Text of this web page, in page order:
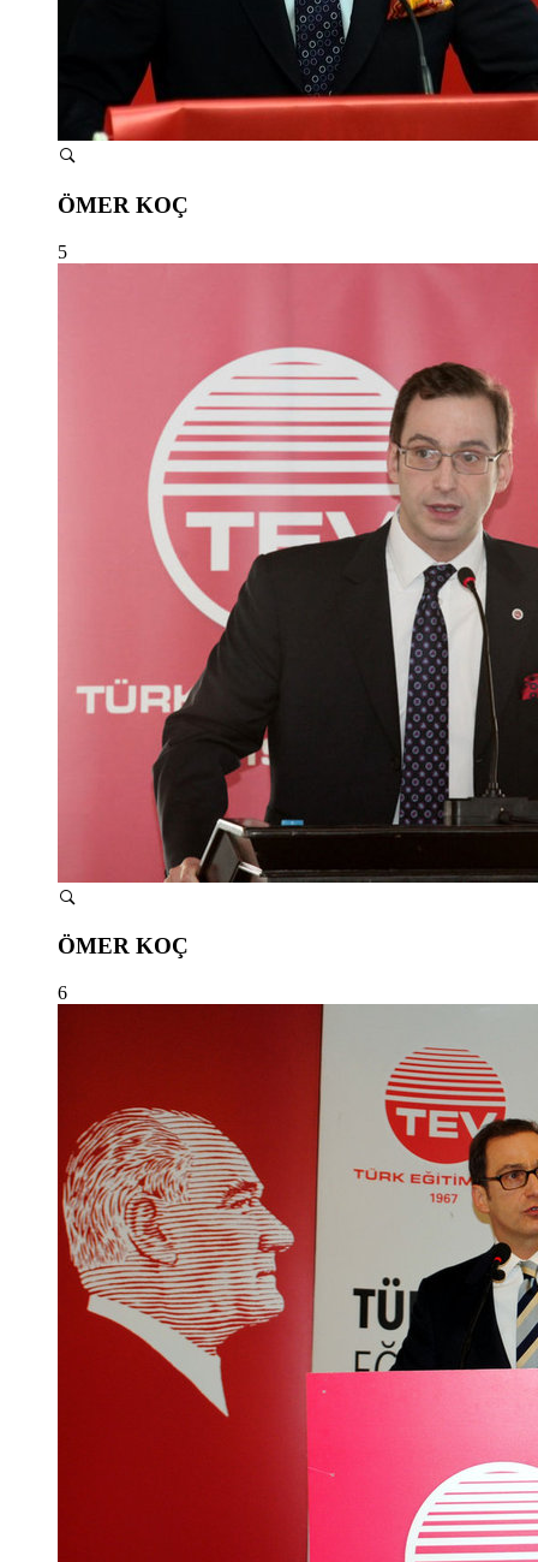
ÖMER KOÇ
5
ÖMER KOÇ
6